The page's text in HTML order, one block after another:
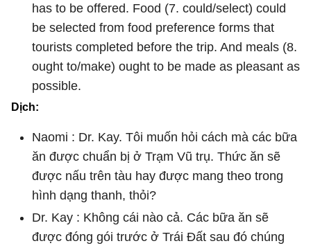
has to be offered. Food (7. could/select) could
be selected from food preference forms that
tourists completed before the trip. And meals (8.
ought to/make) ought to be made as pleasant as
possible.
Dịch:
Naomi : Dr. Kay. Tôi muốn hỏi cách mà các bữa
ăn được chuẩn bị ở Trạm Vũ trụ. Thức ăn sẽ
được nấu trên tàu hay được mang theo trong
hình dạng thanh, thỏi?
Dr. Kay : Không cái nào cả. Các bữa ăn sẽ
được đóng gói trước ở Trái Đất sau đó chúng